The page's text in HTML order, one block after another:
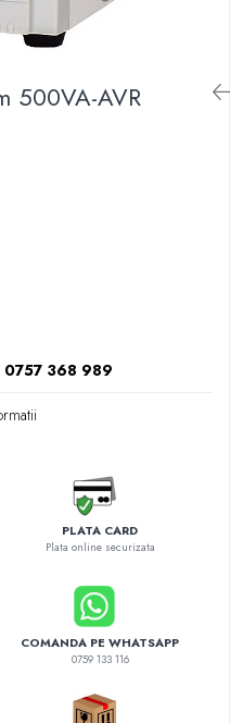
500VA-AVR
0757 368 989
PLATA CARD
Plata online securizata
COMANDA PE WHATSAPP
0759 133 116